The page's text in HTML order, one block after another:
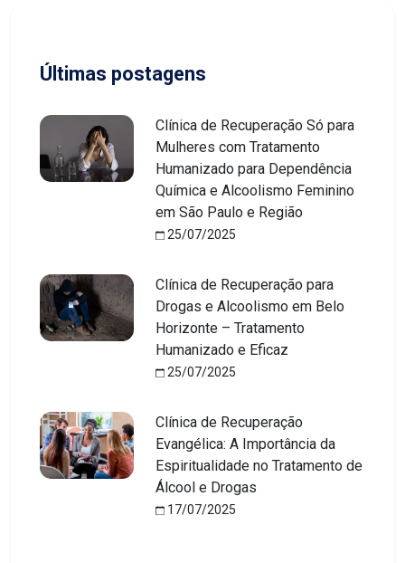
Últimas postagens
Clínica de Recuperação Só para
Mulheres com Tratamento
Humanizado para Dependência
Química e Alcoolismo Feminino
em São Paulo e Região
25/07/2025
Clínica de Recuperação para
Drogas e Alcoolismo em Belo
Horizonte – Tratamento
Humanizado e Eficaz
25/07/2025
Clínica de Recuperação
Evangélica: A Importância da
Espiritualidade no Tratamento de
Álcool e Drogas
17/07/2025